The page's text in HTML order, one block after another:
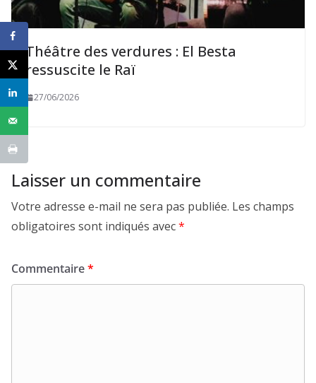
Théâtre des verdures : El Besta
ressuscite le Raï
27/06/2026
Laisser un commentaire
Votre adresse e-mail ne sera pas publiée. Les champs
obligatoires sont indiqués avec*
Commentaire*